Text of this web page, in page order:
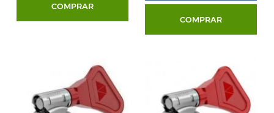
COMPRAR
COMPRAR